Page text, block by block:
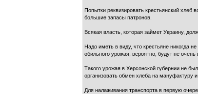
Попытки реквизировать крестьянский
большие запасы патронов.
Всякая власть, которая займет Украину,
Надо иметь в виду, что крестьяне никогда
обильного урожая, вероятно, будут не очень
Такого урожая в Херсонской губернии не
организовать обмен хлеба на мануфактуру и
Для налаживания транспорта в первую